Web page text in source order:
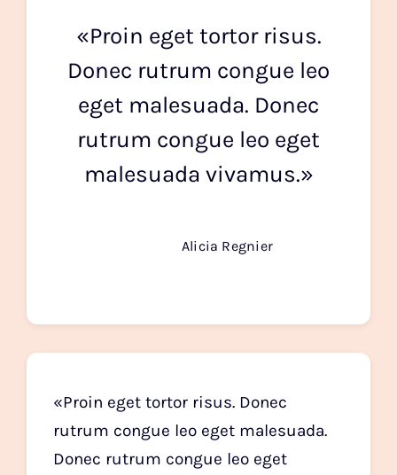
«Proin eget tortor risus.
Donec rutrum congue leo
eget malesuada. Donec
rutrum congue leo eget
malesuada vivamus.»
Alicia Regnier
«Proin eget tortor risus. Donec
rutrum congue leo eget malesuada.
Donec rutrum congue leo eget